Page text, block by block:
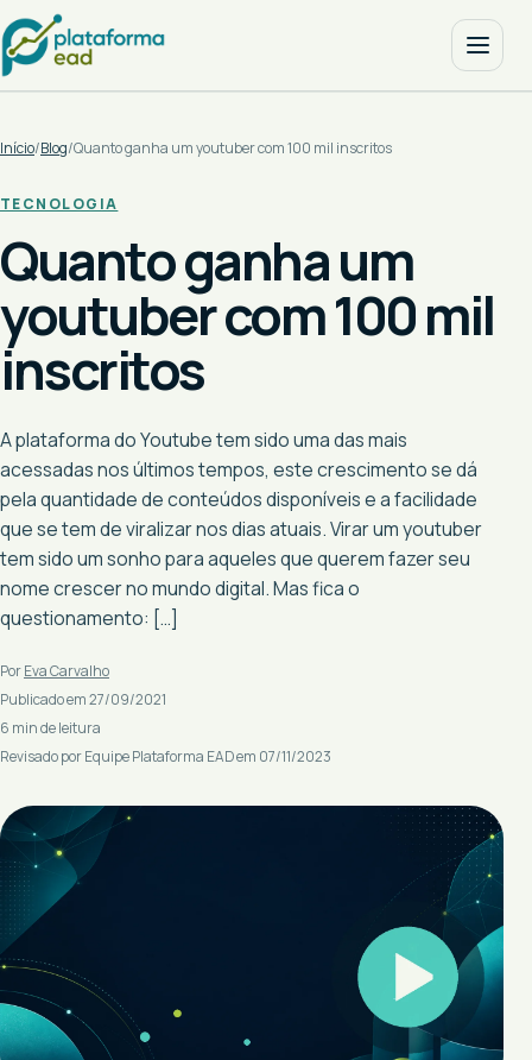
Início/Blog/Quanto ganha um youtuber com 100 mil inscritos
TECNOLOGIA
Quanto ganha um
youtuber com 100 mil
inscritos
A plataforma do Youtube tem sido uma das mais
acessadas nos últimos tempos, este crescimento se dá
pela quantidade de conteúdos disponíveis e a facilidade
que se tem de viralizar nos dias atuais. Virar um youtuber
tem sido um sonho para aqueles que querem fazer seu
nome crescer no mundo digital. Mas fica o
questionamento: […]
PorEva Carvalho
Publicado em 27/09/2021
6 min de leitura
Revisado por Equipe Plataforma EAD em 07/11/2023